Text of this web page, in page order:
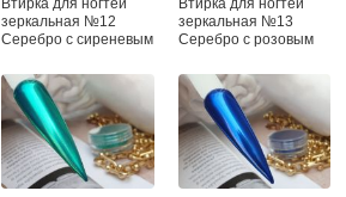
Втирка для ногтей
зеркальная №12
Серебро с сиреневым
Втирка для ногтей
зеркальная №13
Серебро с розовым